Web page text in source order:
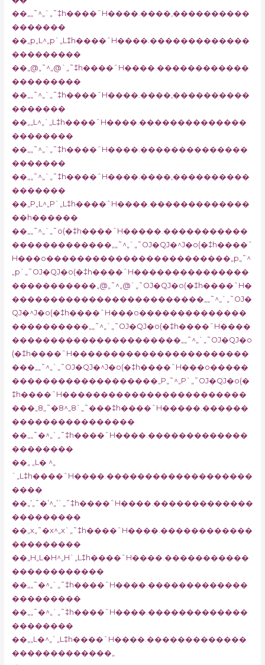
��„„˜^„`„˜‡h����ˆH����.����‚����������
�������
��„p„L^„p`„L‡h����ˆH����.�������������
���������
��„@„˜^„@`„˜‡h����ˆH����.������������
���������
��„„˜^„`„˜‡h����ˆH����.����‚����������
�������
��„„L^„`„L‡h����ˆH����.��������������
��������
��„„˜^„`„˜‡h����ˆH����.��������������
�������
��„„˜^„`„˜‡h����ˆH����.����‚����������
�������
��„P„L^„P`„L‡h����ˆH����.�������������
��h������
��„„˜^„`„˜o(�‡h����ˆH�����.�����������
�������������„„˜^„`„˜OJ�QJ�^J�o(�‡h����ˆ
H���o������������������������„p„˜^
„p`„˜OJ�QJ�o(�‡h����ˆH���������������
�����������„@„˜^„@`„˜OJ�QJ�o(�‡h����ˆH�
�������������������������„„˜^„`„˜OJ�
QJ�^J�o(�‡h����ˆH���o��������������
����������„„˜^„`„˜OJ�QJ�o(�‡h����ˆH����
����������������������„„˜^„`„˜OJ�QJ�o
(�‡h����ˆH�����������������������
���„„˜^„`„˜OJ�QJ�^J�o(�‡h����ˆH���o�����
�������������������„P„˜^„P`„˜OJ�QJ�o(�
‡h����ˆH������������������������
���„8„˜�8^„8`„˜���‡h����ˆH�����.������
����������������
��„„˜�^„`„˜‡h����ˆH����.�������������
��������
��„ „L� ^„
`„L‡h����ˆH����.�������������������
����
��„’„˜�’^„’`„˜‡h����ˆH����.�������������
���������
��„x„˜�x^„x`„˜‡h����ˆH����.������������
���������
��„H„L�H^„H`„L‡h����ˆH����.�����������
������������
��„„˜�^„`„˜‡h����ˆH����.�������������
���������
��„„˜�^„`„˜‡h����ˆH����.�������������
��������
��„„L�^„`„L‡h����ˆH����.�������������
�������������„